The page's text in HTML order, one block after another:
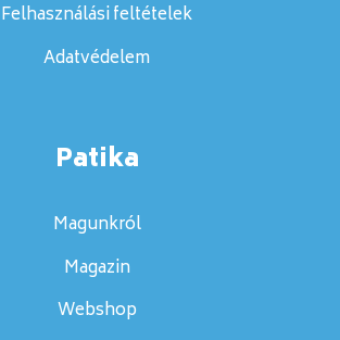
Felhasználási feltételek
Adatvédelem
Patika
Magunkról
Magazin
Webshop